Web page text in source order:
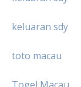
keluaran sdy
toto macau